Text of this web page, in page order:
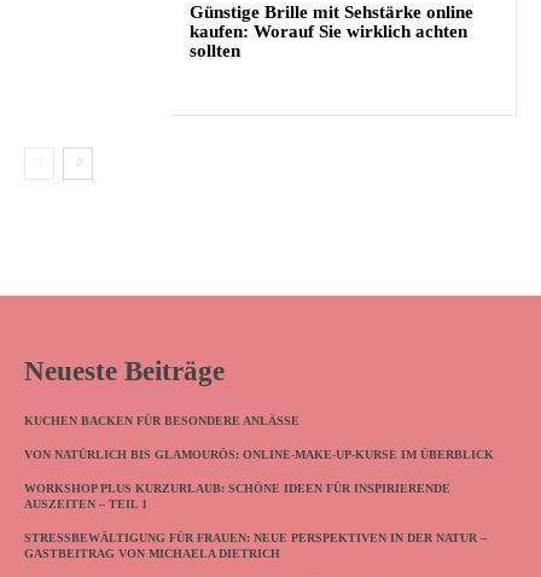
Günstige Brille mit Sehstärke online
kaufen: Worauf Sie wirklich achten
sollten
Neueste Beiträge
KUCHEN BACKEN FÜR BESONDERE ANLÄSSE
VON NATÜRLICH BIS GLAMOURÖS: ONLINE-MAKE-UP-KURSE IM ÜBERBLICK
WORKSHOP PLUS KURZURLAUB: SCHÖNE IDEEN FÜR INSPIRIERENDE
AUSZEITEN – TEIL 1
STRESSBEWÄLTIGUNG FÜR FRAUEN: NEUE PERSPEKTIVEN IN DER NATUR –
GASTBEITRAG VON MICHAELA DIETRICH